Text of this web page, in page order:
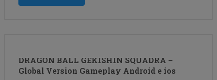
DRAGON BALL GEKISHIN SQUADRA –
Global Version Gameplay Android e ios